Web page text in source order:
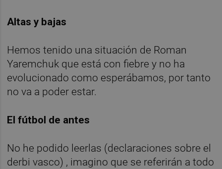
Altas y bajas
Hemos tenido una situación de Roman
Yaremchuk que está con fiebre y no ha
evolucionado como esperábamos, por tanto
no va a poder estar.
El fútbol de antes
No he podido leerlas (declaraciones sobre el
derbi vasco) , imagino que se referirán a todo